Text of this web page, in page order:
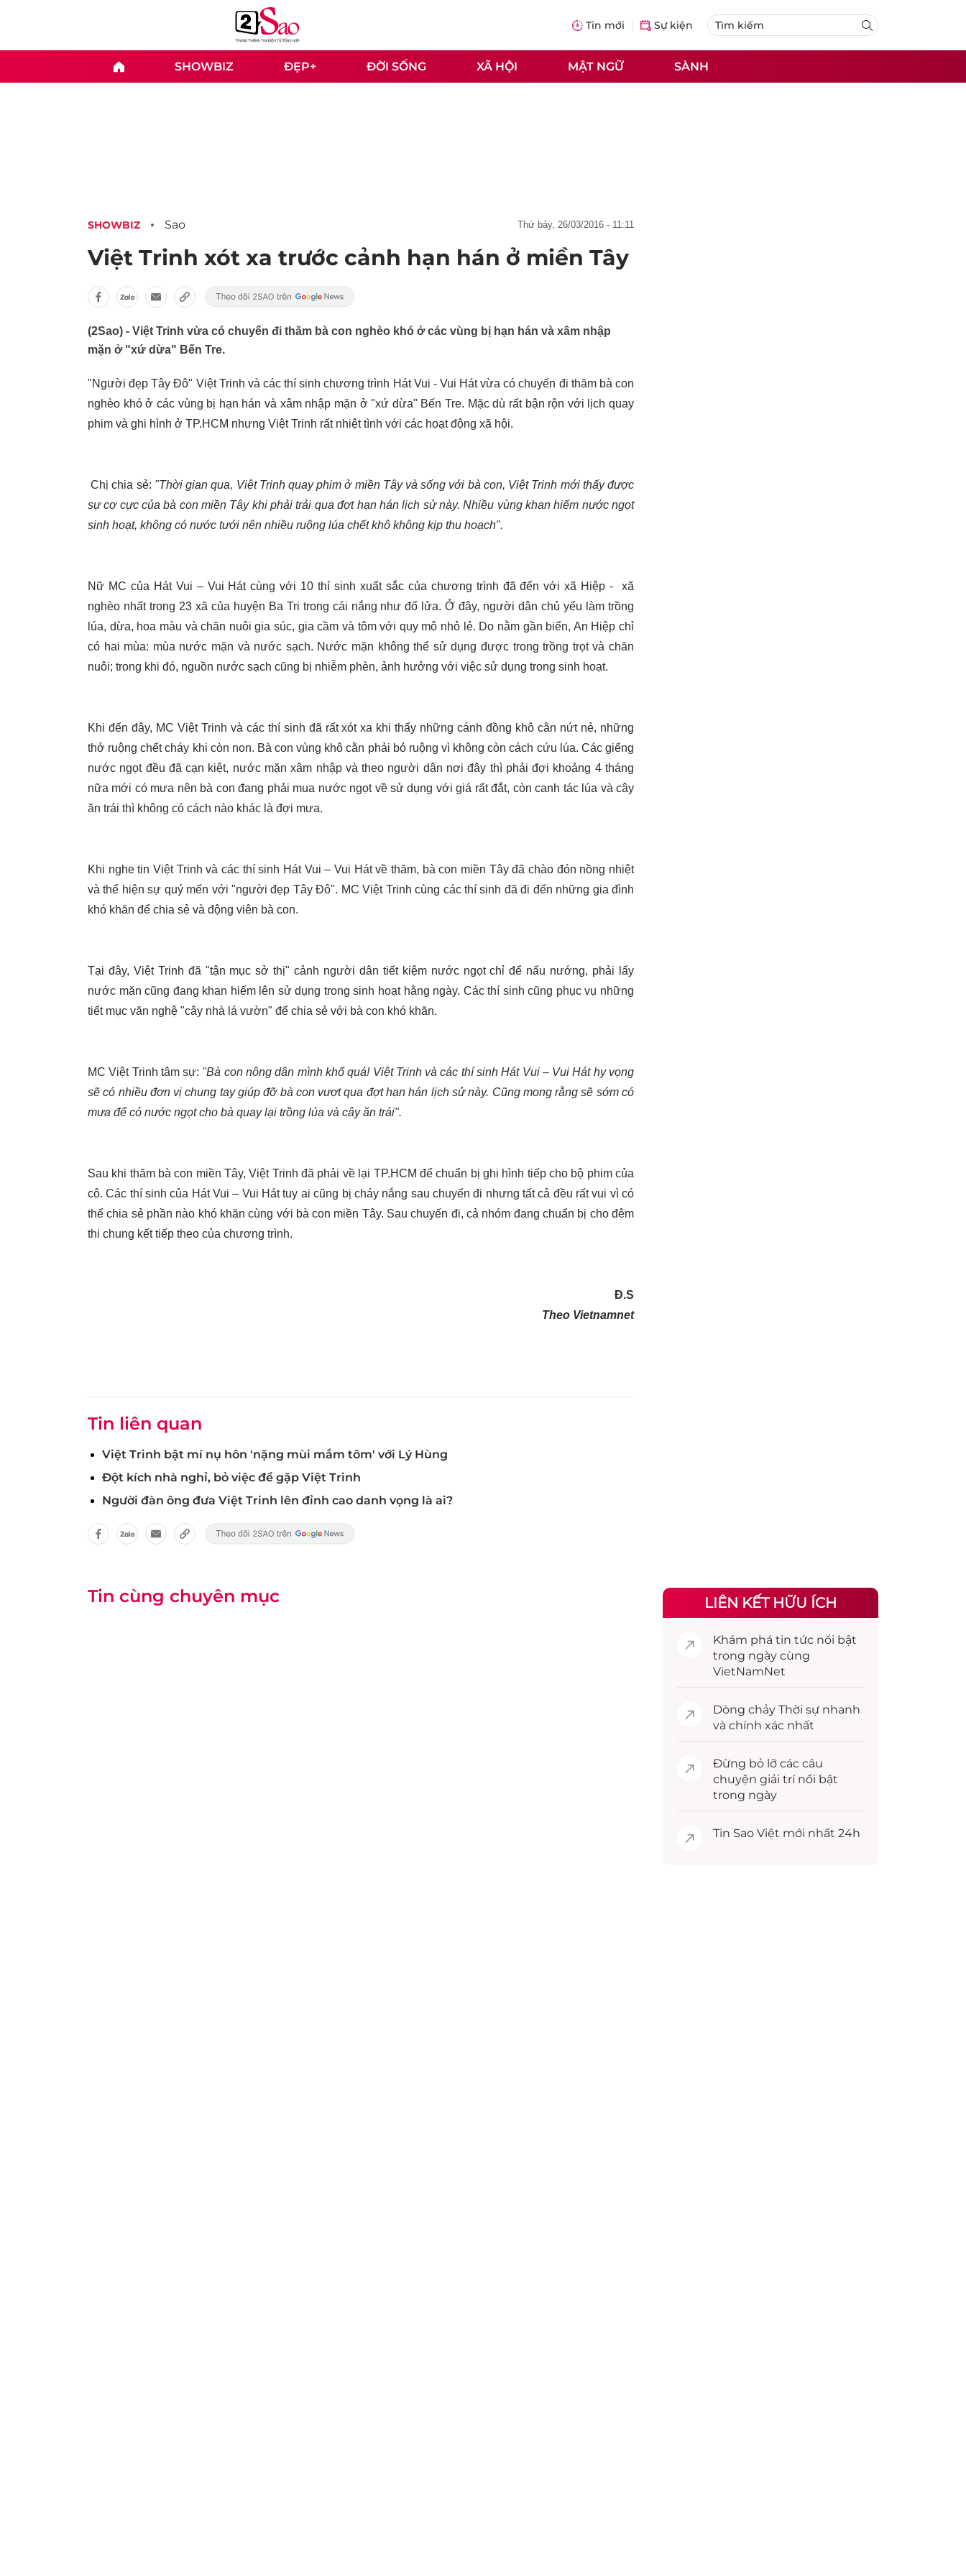
Tin mới Sự kiện
SHOWBIZ ĐẸP+ ĐỜI SỐNG XÃ HỘI MẬT NGỮ SÀNH
SHOWBIZ Sao thứ bảy, 26/03/2016 - 11:11
Việt Trinh xót xa trước cảnh hạn hán ở miền Tây
(2Sao) - Việt Trinh vừa có chuyến đi thăm bà con nghèo khó ở các vùng bị hạn hán và xâm nhập
mặn ở "xứ dừa" Bến Tre.
"Người đẹp Tây Đô" Việt Trinh và các thí sinh chương trình Hát Vui - Vui Hát vừa có chuyến đi thăm bà con
nghèo khó ở các vùng bị hạn hán và xâm nhập mặn ở "xứ dừa" Bến Tre. Mặc dù rất bận rộn với lịch quay
phim và ghi hình ở TP.HCM nhưng Việt Trinh rất nhiệt tình với các hoạt động xã hội.
Chị chia sẻ: "Thời gian qua, Việt Trinh quay phim ở miền Tây và sống với bà con, Việt Trinh mới thấy được
sự cơ cực của bà con miền Tây khi phải trải qua đợt hạn hán lịch sử này. Nhiều vùng khan hiếm nước ngọt
sinh hoạt, không có nước tưới nên nhiều ruộng lúa chết khô không kịp thu hoạch".
Nữ MC của Hát Vui – Vui Hát cùng với 10 thí sinh xuất sắc của chương trình đã đến với xã Hiệp - xã
nghèo nhất trong 23 xã của huyện Ba Tri trong cái nắng như đổ lửa. Ở đây, người dân chủ yếu làm trồng
lúa, dừa, hoa màu và chăn nuôi gia súc, gia cầm và tôm với quy mô nhỏ lẻ. Do nằm gần biển, An Hiệp chỉ
có hai mùa: mùa nước mặn và nước sạch. Nước mặn không thể sử dụng được trong trồng trọt và chăn
nuôi; trong khi đó, nguồn nước sạch cũng bị nhiễm phèn, ảnh hưởng với việc sử dụng trong sinh hoạt.
Khi đến đây, MC Việt Trinh và các thí sinh đã rất xót xa khi thấy những cánh đồng khô cằn nứt nẻ, những
thở ruộng chết cháy khi còn non. Bà con vùng khô cằn phải bỏ ruộng vì không còn cách cứu lúa. Các giếng
nước ngọt đều đã cạn kiệt, nước mặn xâm nhập và theo người dân nơi đây thì phải đợi khoảng 4 tháng
nữa mới có mưa nên bà con đang phải mua nước ngọt về sử dụng với giá rất đắt, còn canh tác lúa và cây
ăn trái thì không có cách nào khác là đợi mưa.
Khi nghe tin Việt Trinh và các thí sinh Hát Vui – Vui Hát về thăm, bà con miền Tây đã chào đón nồng nhiệt
và thể hiện sự quý mến với "người đẹp Tây Đô". MC Việt Trinh cùng các thí sinh đã đi đến những gia đình
khó khăn để chia sẻ và động viên bà con.
Tại đây, Việt Trinh đã "tận mục sở thị" cảnh người dân tiết kiệm nước ngọt chỉ để nấu nướng, phải lấy
nước mặn cũng đang khan hiếm lên sử dụng trong sinh hoạt hằng ngày. Các thí sinh cũng phục vụ những
tiết mục văn nghệ "cây nhà lá vườn" để chia sẻ với bà con khó khăn.
MC Việt Trinh tâm sự: "Bà con nông dân mình khổ quá! Việt Trinh và các thí sinh Hát Vui – Vui Hát hy vọng
sẽ có nhiều đơn vị chung tay giúp đỡ bà con vượt qua đợt hạn hán lịch sử này. Cũng mong rằng sẽ sớm có
mưa để có nước ngọt cho bà quay lại trồng lúa và cây ăn trái".
Sau khi thăm bà con miền Tây, Việt Trinh đã phải về lại TP.HCM để chuẩn bị ghi hình tiếp cho bộ phim của
cô. Các thí sinh của Hát Vui – Vui Hát tuy ai cũng bị cháy nắng sau chuyến đi nhưng tất cả đều rất vui vì có
thể chia sẻ phần nào khó khăn cùng với bà con miền Tây. Sau chuyến đi, cả nhóm đang chuẩn bị cho đêm
thi chung kết tiếp theo của chương trình.
Đ.S
Theo Vietnamnet
Tin liên quan
Việt Trinh bật mí nụ hôn 'nặng mùi mắm tôm' với Lý Hùng
Đột kích nhà nghỉ, bỏ việc để gặp Việt Trinh
Người đàn ông đưa Việt Trinh lên đỉnh cao danh vọng là ai?
Tin cùng chuyên mục LIÊN KẾT HỮU ÍCH
Khám phá tin tức nổi bật
trong ngày cùng
VietNamNet
Dòng chảy Thời sự nhanh
và chính xác nhất
Đừng bỏ lỡ các câu
chuyện giải trínổi bật
trong ngày
Tin Sao Việt mới nhất 24h